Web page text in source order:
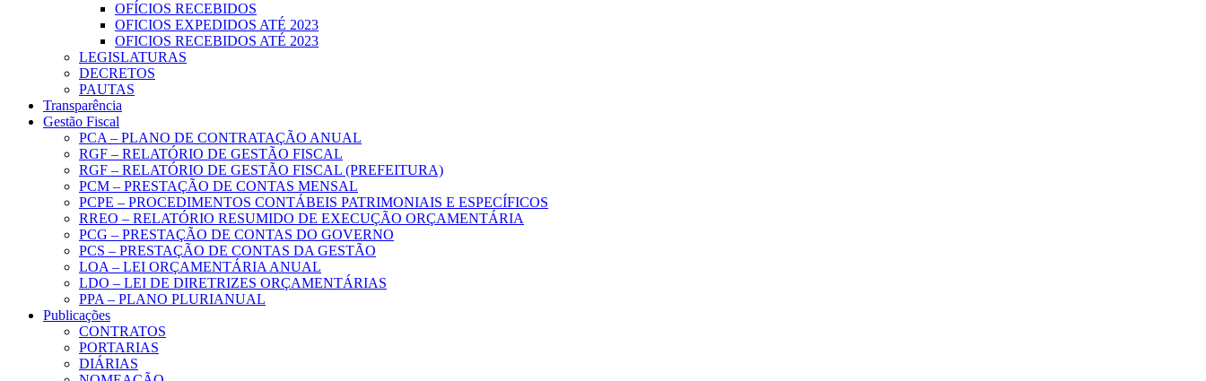
OFÍCIOS RECEBIDOS
OFICIOS EXPEDIDOS ATÉ 2023
OFICIOS RECEBIDOS ATÉ 2023
LEGISLATURAS
DECRETOS
PAUTAS
Transparência
Gestão Fiscal
PCA – PLANO DE CONTRATAÇÃO ANUAL
RGF – RELATÓRIO DE GESTÃO FISCAL
RGF – RELATÓRIO DE GESTÃO FISCAL (PREFEITURA)
PCM – PRESTAÇÃO DE CONTAS MENSAL
PCPE – PROCEDIMENTOS CONTÁBEIS PATRIMONIAIS E ESPECÍFICOS
RREO – RELATÓRIO RESUMIDO DE EXECUÇÃO ORÇAMENTÁRIA
PCG – PRESTAÇÃO DE CONTAS DO GOVERNO
PCS – PRESTAÇÃO DE CONTAS DA GESTÃO
LOA – LEI ORÇAMENTÁRIA ANUAL
LDO – LEI DE DIRETRIZES ORÇAMENTÁRIAS
PPA – PLANO PLURIANUAL
Publicações
CONTRATOS
PORTARIAS
DIÁRIAS